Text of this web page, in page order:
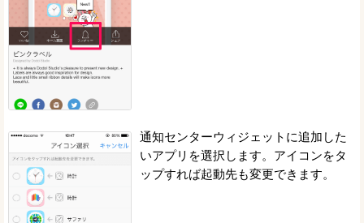
通知センターウィジェットに追加した
いアプリを選択します。アイコンをタ
ップすれば起動先も変更できます。